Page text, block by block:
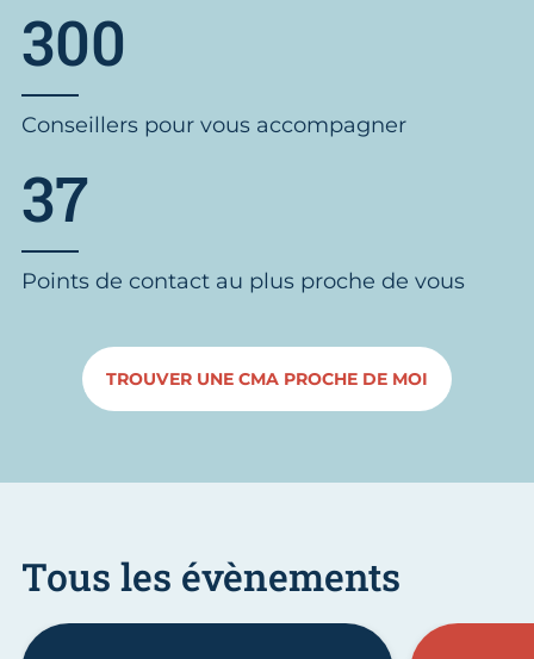
300
Conseillers pour vous accompagner
37
Points de contact au plus proche de vous
TROUVER UNE CMA PROCHE DE MOI
Tous les évènements